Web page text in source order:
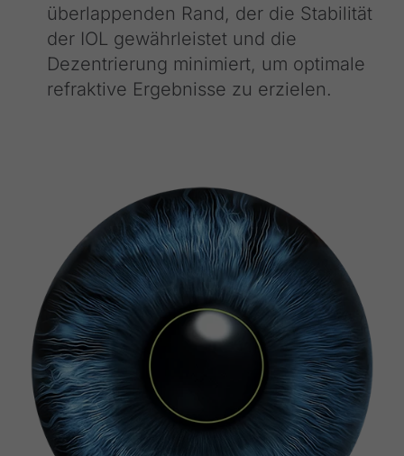
überlappenden Rand, der die Stabilität
der IOL gewährleistet und die
Dezentrierung minimiert, um optimale
refraktive Ergebnisse zu erzielen.